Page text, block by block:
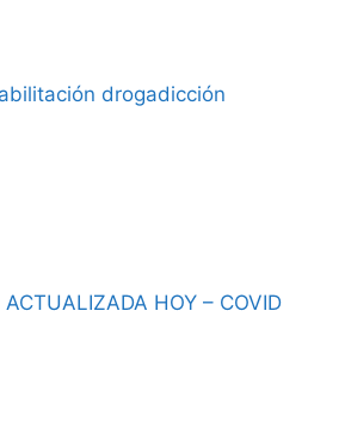
drogadicción
ACTUALIZADA HOY – COVID